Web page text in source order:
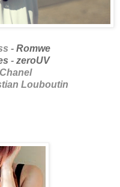
- Romwe
- zeroUV
Louboutin